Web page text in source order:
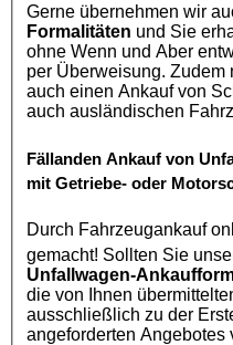
Gerne übernehmen wir
Formalitäten und Sie
ohne Wenn und Aber
per Überweisung. Zudem
auch einen Ankauf von
auch ausländischen
Fällanden Ankauf von
mit Getriebe- oder
Durch Fahrzeugankauf
gemacht! Sollten Sie
Unfallwagen-
die von Ihnen
ausschließlich zu der
angeforderten Angebotes